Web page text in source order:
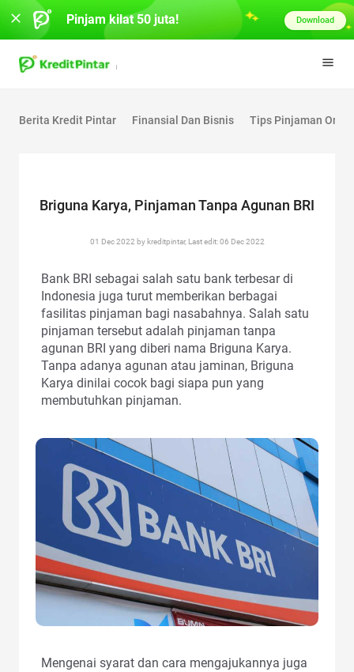
Berita Kredit Pintar Finansial Dan Bisnis Tips Pinjaman
Briguna Karya, Pinjaman Tanpa Agunan BRI
01 Dec 2022 by kreditpintar, Last edit: 06 Dec 2022
Bank BRI sebagai salah satu bank terbesar di
Indonesia juga turut memberikan berbagai
fasilitas pinjaman bagi nasabahnya. Salah satu
pinjaman tersebut adalah pinjaman tanpa
agunan BRI yang diberi nama Briguna Karya.
Tanpa adanya agunan atau jaminan, Briguna
Karya dinilai cocok bagi siapa pun yang
membutuhkan pinjaman.
Mengenai syarat dan cara mengajukannya juga
Pinjam kilat 50 juta! Download